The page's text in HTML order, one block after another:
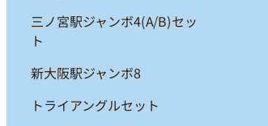
三ノ宮駅ジャンボ4(A/B)セッ
ト
新大阪駅ジャンボ8
トライアングルセット